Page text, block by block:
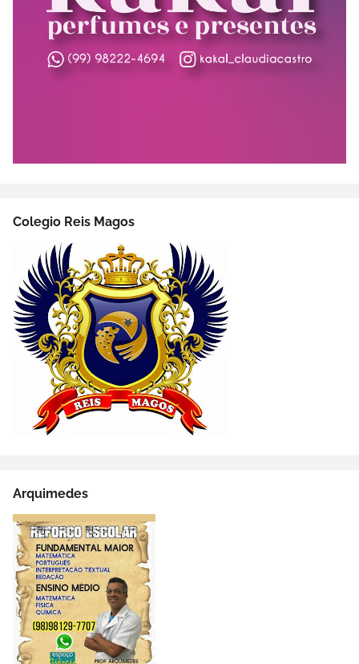
Colegio Reis Magos
Arquimedes